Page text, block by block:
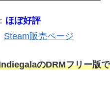
ほぼ好評
Steam販売ページ
のDRMフリー版